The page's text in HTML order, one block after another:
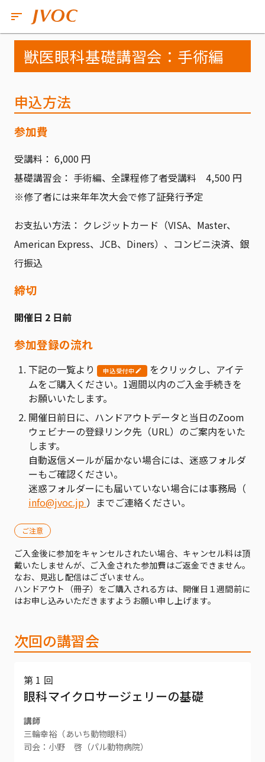
獣医眼科基礎講習会：手術編
申込方法
参加費
受講料： 6,000 円
基礎講習会： 手術編、全課程修了者受講料 4,500 円
※修了者には来年年次大会で修了証発行予定
お支払い方法： クレジットカード（VISA、Master、
American Express、JCB、Diners）、コンビニ決済、銀
行振込
締切
開催日 2 日前
参加登録の流れ
下記の一覧より 申込受付中
をクリックし、アイテ
ムをご購入ください。1週間以内のご入金手続きを
お願いいたします。
開催日前日に、ハンドアウトデータと当日のZoom
ウェビナーの登録リンク先（URL）のご案内をいた
します。
自動返信メールが届かない場合には、迷惑フォルダ
ーもご確認ください。
迷惑フォルダーにも届いていない場合には事務局（
info@jvoc.jp ）までご連絡ください。
ご注意
ご入金後に参加をキャンセルされたい場合、キャンセル料は頂
戴いたしませんが、ご入金された参加費はご返金できません。
なお、見逃し配信はございません。
ハンドアウト（冊子）をご購入される方は、開催日１週間前に
はお申し込みいただきますようお願い申し上げます。
次回の講習会
第 1 回
眼科マイクロサージェリーの基礎
講師
三輪幸裕（あいち動物眼科）
司会：小野 啓（パル動物病院）